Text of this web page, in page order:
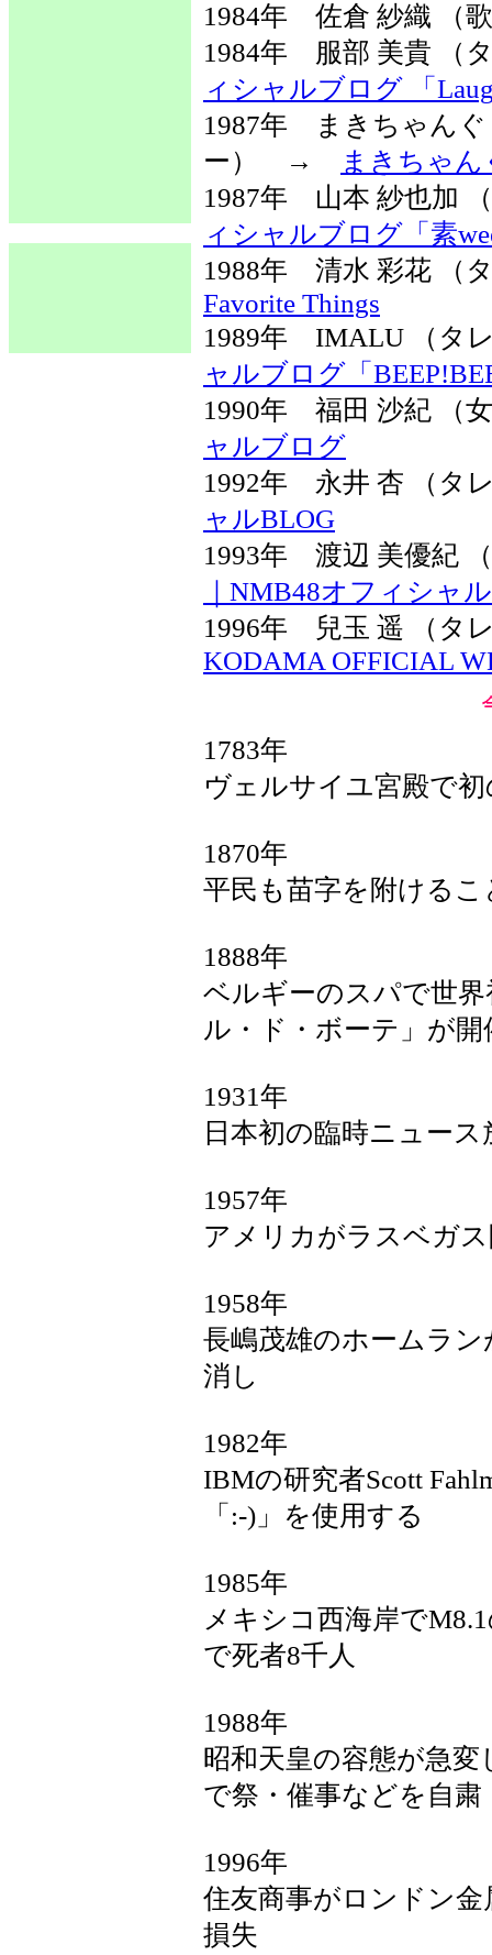
1984年 佐倉 紗織
1984年 服部 美貴
ィシャルブログ 「
1987年 まきちゃんぐ
ー） →
まきちゃ
1987年 山本 紗也
ィシャルブログ「素
1988年 清水 彩花
Favorite Things
1989年 IMALU （
ャルブログ「
1990年 福田 沙紀
ャルブログ
1992年 永井 杏 （
ャルBLOG
1993年 渡辺 美優
｜NMB48オフィシャ
1996年 兒玉 遥 （
KODAMA OFFICIAL
1783年
ヴェルサイユ宮殿で
1870年
平民も苗字を附ける
1888年
ベルギーのスパで世
ル・ド・ボーテ」が開
1931年
日本初の臨時ニュー
1957年
アメリカがラスベガ
1958年
長嶋茂雄のホームラ
消し
1982年
IBMの研究者Scott
「:-)」を使用する
1985年
メキシコ西海岸で
で死者8千人
1988年
昭和天皇の容態が急
で祭・催事などを自粛
1996年
住友商事がロンドン
損失